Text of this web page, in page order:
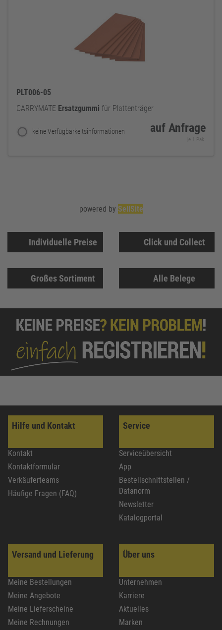
PLT006-05
CARRYMATE Ersatzgummi für Plattenträger
keine Verfügbarkeitsinformationen auf Anfrage
je 1 Pak.
Individuelle Preise Click und Collect
Großes Sortiment Alle Belege
Hilfe und Kontakt
Kontakt
Kontaktformular
Verkäuferteams
Häufige Fragen (FAQ)
Service
Serviceübersicht
App
Bestellschnittstellen /
Datanorm
Newsletter
Katalogportal
Versand und Lieferung
Meine Bestellungen
Meine Angebote
Meine Lieferscheine
Meine Rechnungen
Über uns
Unternehmen
Karriere
Aktuelles
Marken
powered by SellSite